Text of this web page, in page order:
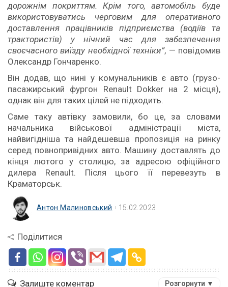
дорожнім покриттям. Крім того, автомобіль буде
використовуватись черговим для оперативного
доставлення працівників підприємства (водіїв та
трактористів) у нічний час для забезпечення
своєчасного виїзду необхідної техніки”, — повідомив
Олександр Гончаренко.
Він додав, що нині у комунальників є авто (грузо-
пасажирський фургон Renault Dokker на 2 місця),
однак він для таких цілей не підходить.
Саме таку автівку замовили, бо це, за словами
начальника військової адміністрації міста,
найвигідніша та найдешевша пропозиція на ринку
серед повнопривідних авто. Машину доставлять до
кінця лютого у столицю, за адресою офіційного
дилера Renault. Після цього її перевезуть в
Краматорськ.
Антон Малиновський 15.02.2023
Поділитися
Залиште коментар Розгорнути ▼